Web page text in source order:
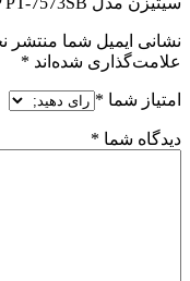
نشانی ایمیل شما منتشر
علامت‌گذاری شده‌اند *
امتیاز شما *
دیدگاه شما *